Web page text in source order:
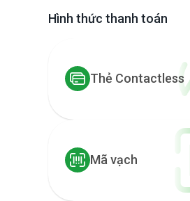
Hình thức thanh toán
Thẻ Contactless
Mã vạch